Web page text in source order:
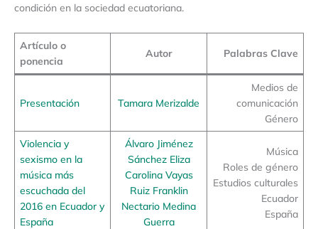
condición en la sociedad ecuatoriana.
Artículo o
ponencia
Autor Palabras Clave
Presentación Tamara Merizalde
Medios de
comunicación
Género
Violencia y
sexismo en la
música más
escuchada del
2016 en Ecuador y
España
Álvaro Jiménez
Sánchez Eliza
Carolina Vayas
Ruiz Franklin
Nectario Medina
Guerra
Música
Roles de género
Estudios culturales
Ecuador
España